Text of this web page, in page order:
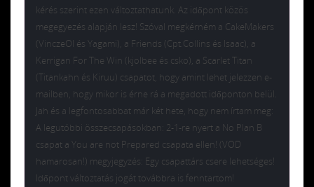
kérés szerint ezen változtathatunk. Az időpont közös
megegyezés alapján lesz! Szóval megkérném a CakeMakers
(VinczeOI és Yagami), a Friends (Cpt.Collins és Isaac), a
Kerrigan For The Win (kjolbee és csko), a Scarlet Titan
(Titankahn és Kiruu) csapatot, hogy amint lehet jelezzen e-
mailben, hogy mikor is érne rá a megadott időponton belül.
Jah és a legfontosabbat már két hete, hogy nem írtam meg:
A legutóbbi összecsapásokban: 2-1-re nyert a No Plan B
csapat a You are not Prepared csapata ellen! (VOD
hamarosan!) megyjegyzés: Egy csapattárs csere lehetséges!
Időpont változtatás jogát továbbra is fenntartom!